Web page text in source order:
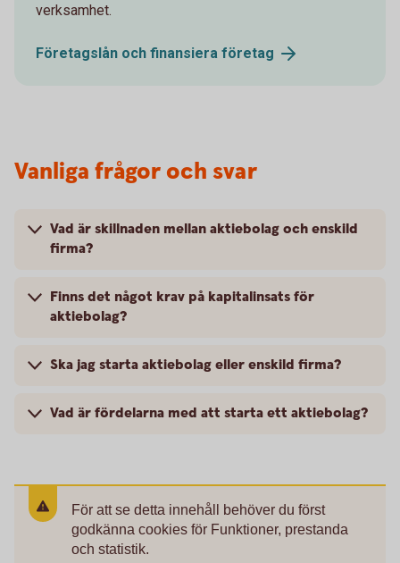
verksamhet.
Företagslån och finansiera företag
Vanliga frågor och svar
Vad är skillnaden mellan aktiebolag och enskild
firma?
Finns det något krav på kapitalinsats för
aktiebolag?
Ska jag starta aktiebolag eller enskild firma?
Vad är fördelarna med att starta ett aktiebolag?
För att se detta innehåll behöver du först
godkänna cookies för Funktioner, prestanda
och statistik.